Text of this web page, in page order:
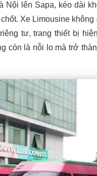
lên Sapa, kéo dài
Xe Limousine không
tư, trang thiết bị
còn là nỗi lo mà trở